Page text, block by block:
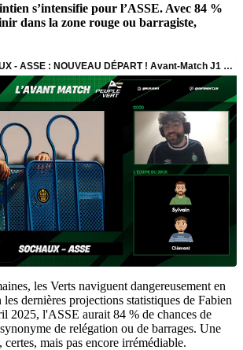
s’intensifie pour l’ASSE. Avec 84 %
dans la zone rouge ou barragiste,
les Verts naviguent dangereusement en
les dernières projections statistiques de Fabien
2025, l'ASSE aurait 84 % de chances de
de relégation ou de barrages. Une
mais pas encore irrémédiable.